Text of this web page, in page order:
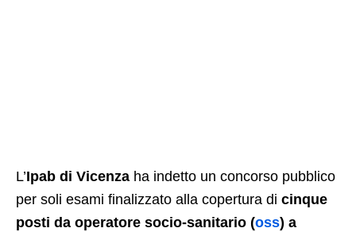
L’Ipab di Vicenza ha indetto un concorso pubblico
per soli esami finalizzato alla copertura di cinque
posti da operatore socio-sanitario (oss) a